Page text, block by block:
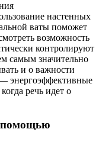
настенных
ваты поможет
возможность
контролируют
самым значительно
и о важности
энергоэффективные
речь идет о
помощью